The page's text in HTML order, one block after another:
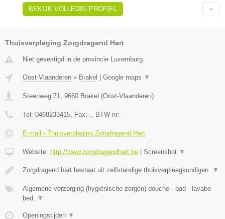
BEKIJK VOLLEDIG PROFIEL
Thuisverpleging Zorgdragend Hart
Niet gevestigd in de provincie Luxemburg.
Oost-Vlaanderen » Brakel Google maps ▼
Steenweg 71, 9660 Brakel (Oost-Vlaanderen)
Tel: 0468233415, Fax: -, BTW-nr: -
E-mail › Thuisverpleging Zorgdragend Hart
Website: http://www.zorgdragendhart.be Screenshot ▼
Zorgdragend hart bestaat uit zelfstandige thuisverpleegkundigen. ▼
Algemene verzorging (hygiënische zorgen) douche - bad - lavabo -
bed, ▼
Openingstijden ▼